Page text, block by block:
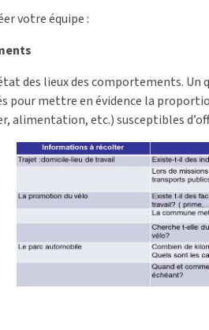
votre équipe :
des lieux des comportements.
pour mettre en évidence la
alimentation, etc.) susceptibles